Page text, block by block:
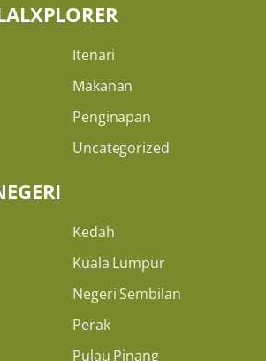
Itenari
Makanan
Penginapan
Uncategorized
Kedah
Kuala Lumpur
Negeri Sembilan
Perak
Pulau Pinang